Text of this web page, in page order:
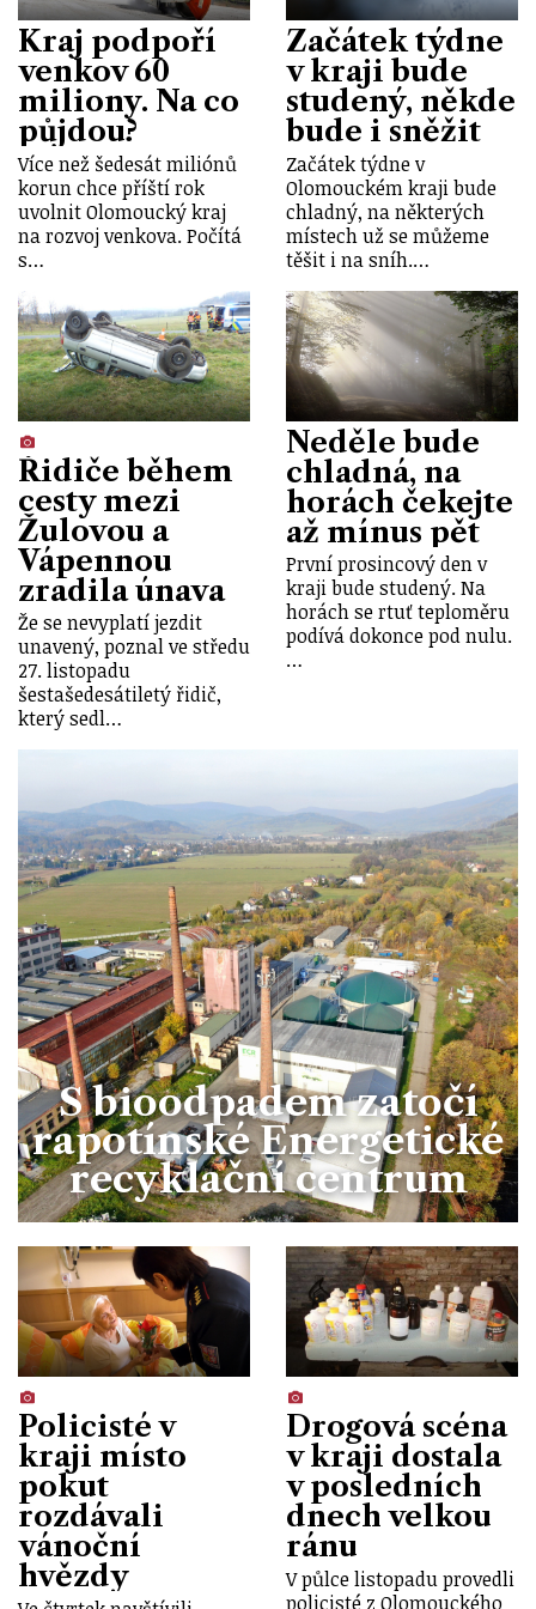
Kraj podpoří
venkov 60
miliony. Na co
půjdou?
Více než šedesát miliónů
korun chce příští rok
uvolnit Olomoucký kraj
na rozvoj venkova. Počítá
s…
Začátek týdne
v kraji bude
studený, někde
bude i sněžit
Začátek týdne v
Olomouckém kraji bude
chladný, na některých
místech už se můžeme
těšit i na sníh.…
Řidiče během
cesty mezi
Žulovou a
Vápennou
zradila únava
Že se nevyplatí jezdit
unavený, poznal ve středu
27. listopadu
šestašedesátiletý řidič,
který sedl…
Neděle bude
chladná, na
horách čekejte
až mínus pět
První prosincový den v
kraji bude studený. Na
horách se rtuť teploměru
podívá dokonce pod nulu.
…
S bioodpadem zatočí
rapotínské Energetické
recyklační centrum
Policisté v
kraji místo
pokut
rozdávali
vánoční
hvězdy
Drogová scéna
v kraji dostala
v posledních
dnech velkou
ránu
V půlce listopadu provedli
policisté z Olomouckého